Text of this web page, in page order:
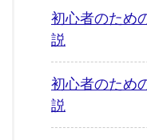
初心者のた
説
初心者のた
説